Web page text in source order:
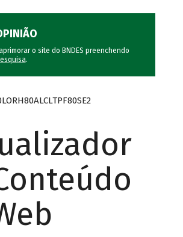
o site do BNDES preenchendo
.